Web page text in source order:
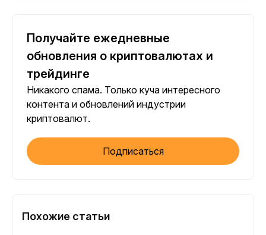
Получайте ежедневные
обновления о криптовалютах и
трейдинге
Никакого спама. Только куча интересного
контента и обновлений индустрии
криптовалют.
Подписаться
Похожие статьи